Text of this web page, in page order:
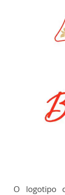
O logotipo